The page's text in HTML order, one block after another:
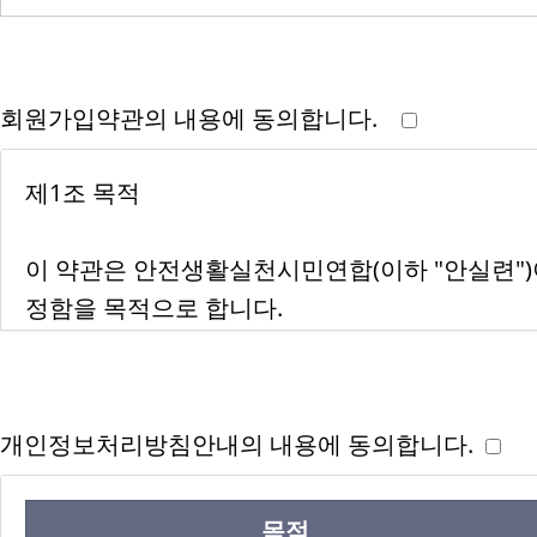
회원가입약관의 내용에 동의합니다.
개인정보처리방침안내의 내용에 동의합니다.
목적